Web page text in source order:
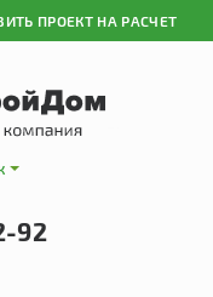
ПРОЕКТ НА РАСЧЕТ
92